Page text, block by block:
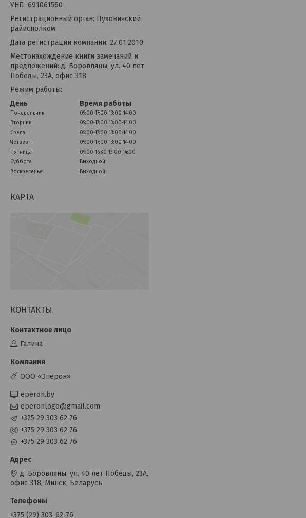
УНП: 691061560
Регистрационный орган: Пуховичский
райисполком
Дата регистрации компании: 27.01.2010
Местонахождение книги замечаний и
предложений: д. Боровляны, ул. 40 лет
Победы, 23А, офис 318
Режим работы:
День
Время работы
Понедельник 09:00-17:00 13:00-14:00
Вторник
09:00-17:00 13:00-14:00
Среда
09:00-17:00 13:00-14:00
Четверг
09:00-17:00 13:00-14:00
Пятница
09:00-16:30 13:00-14:00
Суббота
Выходной
Воскресенье
Выходной
КАРТА
КОНТАКТЫ
Галина
OOO «Эперон»
eperon.by
eperonlogo@gmail.com
+375 29 303 62 76
+375 29 303 62 76
+375 29 303 62 76
д. Боровляны, ул. 40 лет Победы, 23А,
офис 318, Минск, Беларусь
+375 (29) 303-62-76